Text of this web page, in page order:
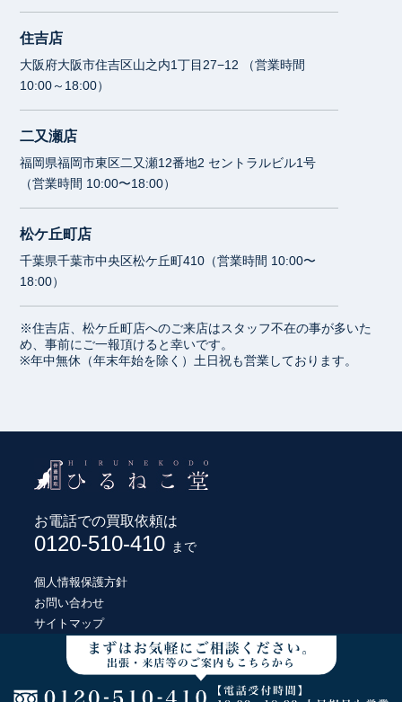
住吉店
大阪府大阪市住吉区山之内1丁目27−12 （営業時間
10:00～18:00）
二又瀬店
福岡県福岡市東区二又瀬12番地2 セントラルビル1号
（営業時間 10:00〜18:00）
松ケ丘町店
千葉県千葉市中央区松ケ丘町410（営業時間 10:00〜
18:00）
※住吉店、松ケ丘町店へのご来店はスタッフ不在の事が多いた
め、事前にご一報頂けると幸いです。
※年中無休（年末年始を除く）土日祝も営業しております。
お電話での買取依頼は
0120-510-410 まで
個人情報保護方針
お問い合わせ
サイトマップ
© HIRUNEKODO CO., LTD.